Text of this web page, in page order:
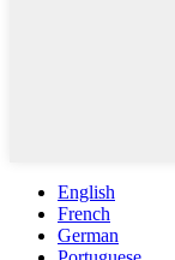
English
French
German